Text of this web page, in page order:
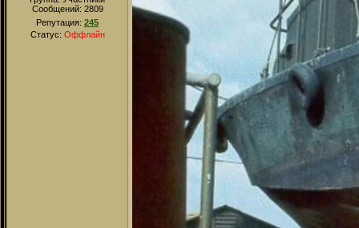
Сообщений: 2809
Репутация: 245
Статус: Оффлайн